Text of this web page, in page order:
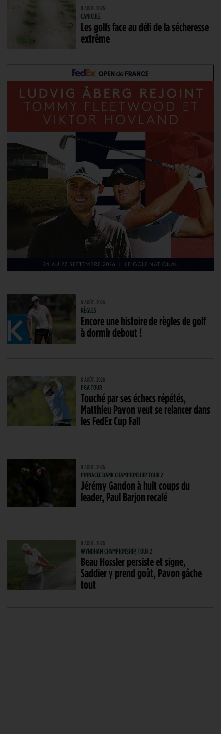
8 AOÛT. 2026
CANICULE
Les golfs face au défi de la sécheresse
extrême
8 AOÛT. 2026
RÈGLES
Encore une histoire de règles de golf
à dormir debout !
8 AOÛT. 2026
PGA TOUR
Touché par ses échecs répétés,
Matthieu Pavon veut se relancer dans
les FedEx Cup Fall
8 AOÛT. 2026
PINNACLE BANK CHAMPIONSHIP, TOUR 2
Jérémy Gandon à huit coups du
leader, Paul Barjon recalé
8 AOÛT. 2026
WYNDHAM CHAMPIONSHIP, TOUR 2
Beau Hossler persiste et signe,
Saddier y prend goût, Pavon gâche
tout